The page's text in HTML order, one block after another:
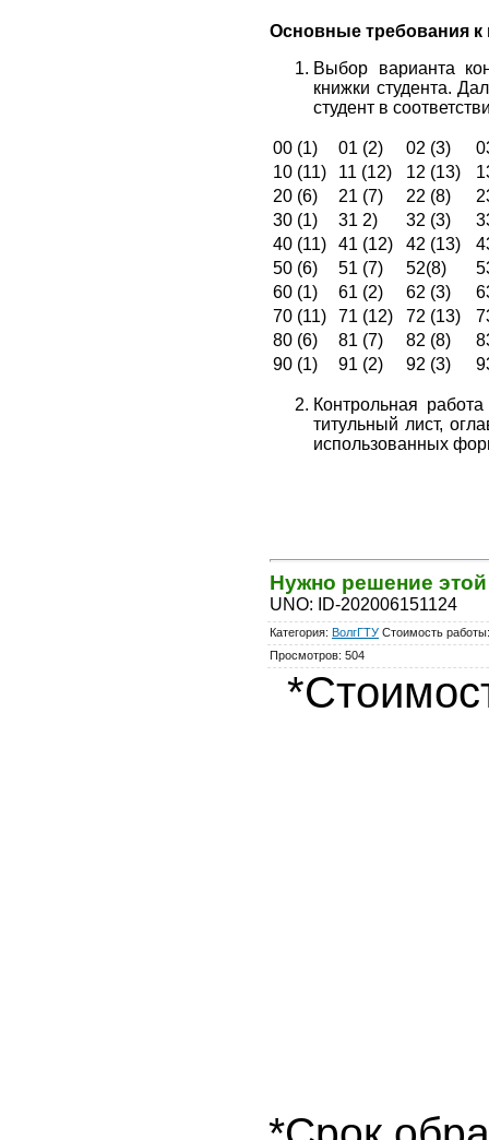
Основные требования
Выбор варианта
книжки студента.
студент в
00 (1) 01 (2) 02 (3)
10 (11)
11 (12) 12 (13)
20 (6)
21 (7) 22 (8)
30 (1)
31 2) 32 (3)
40 (11)
41 (12) 42 (13)
50 (6)
51 (7) 52(8)
60 (1)
61 (2) 62 (3)
70 (11)
71 (12) 72 (13)
80 (6)
81 (7) 82 (8)
90 (1)
91 (2) 92 (3)
Контрольная
титульный лист,
использованных
Нужно решение
UNO: ID-202006151124
Категория: ВолгГТУ Стоимость работы:
Просмотров: 504